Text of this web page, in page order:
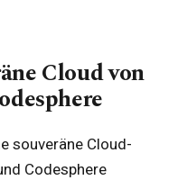
Cloud von
souveräne Cloud-
Codesphere